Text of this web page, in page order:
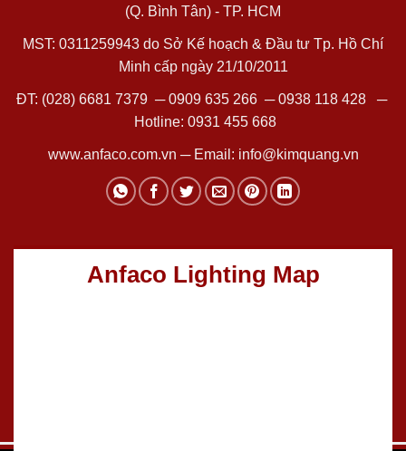
(Q. Bình Tân) - TP. HCM
MST: 0311259943 do Sở Kế hoạch & Đầu tư Tp. Hồ Chí
Minh cấp ngày 21/10/2011
ĐT: (028) 6681 7379 ─0909 635 266─0938 118 428─
Hotline: 0931 455 668
www.anfaco.com.vn ─ Email: info@kimquang.vn
Anfaco Lighting Map